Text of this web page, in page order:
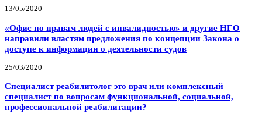
13/05/2020
«Офис по правам людей с инвалидностью» и другие НГО
направили властям предложения по концепции Закона о
доступе к информации о деятельности судов
25/03/2020
Специалист реабилитолог это врач или комплексный
специалист по вопросам функциональной, социальной,
профессиональной реабилитации?